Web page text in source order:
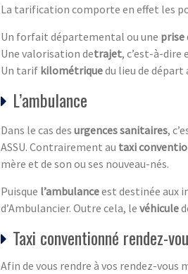
La tarification comporte en effet les
Un forfait départemental ou une prise
Une valorisation detrajet, c’est-à-
Un tarif kilométriquedu lieu de départ
L’ambulance
Dans le cas des urgences sanitaires,
ASSU. Contrairement au taxi
mère et de son ou ses nouveau-nés.
Puisque l’ambulanceest destinée aux
d’Ambulancier. Outre cela, le véhicule
Taxi conventionné rendez-
Afin de vous rendre à vos rendez-